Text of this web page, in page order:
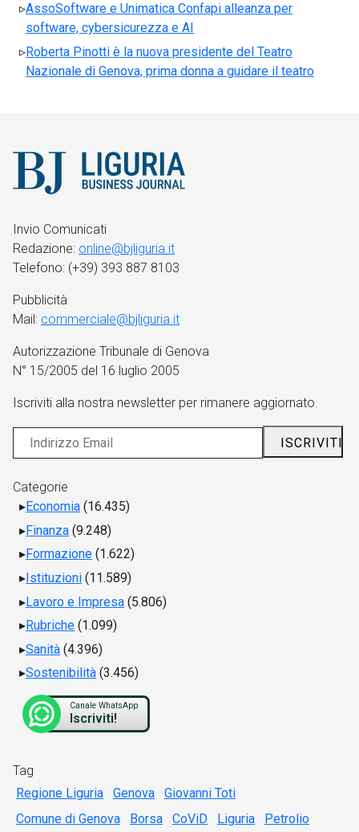
AssoSoftware e Unimatica Confapi alleanza per
software, cybersicurezza e AI
Roberta Pinotti è la nuova presidente del Teatro
Nazionale di Genova, prima donna a guidare il teatro
Invio Comunicati
Redazione: online@bjliguria.it
Telefono: (+39) 393 887 8103
Pubblicità
Mail: commerciale@bjliguria.it
Autorizzazione Tribunale di Genova
N° 15/2005 del 16 luglio 2005
Iscriviti alla nostra newsletter per rimanere aggiornato.
Categorie
Economia (16.435)
Finanza (9.248)
Formazione (1.622)
Istituzioni (11.589)
Lavoro e Impresa (5.806)
Rubriche (1.099)
Sanità (4.396)
Sostenibilità (3.456)
Canale WhatsApp
Iscriviti!
Tag
Regione Liguria
Genova
Giovanni Toti
Comune di Genova
Borsa CoViD Liguria
Petrolio